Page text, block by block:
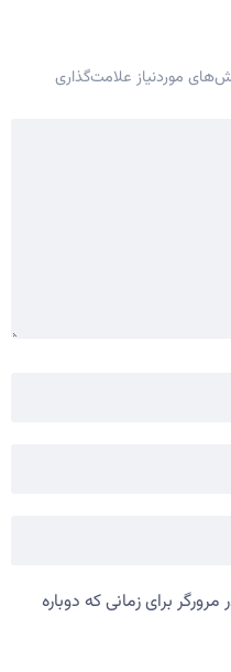
موردنیاز علامت‌گذاری
برای زمانی که دوباره